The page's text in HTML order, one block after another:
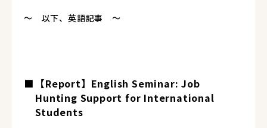
〜 以下、英語記事 〜
【Report】English Seminar: Job
Hunting Support for International
Students